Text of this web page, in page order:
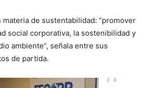
materia de sustentabilidad: “promover
social corporativa, la sostenibilidad y
ambiente”, señala entre sus
de partida.